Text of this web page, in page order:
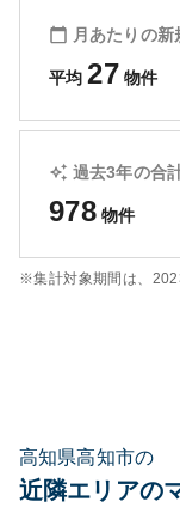
月あたりの
平均 27 物件
過去3年の合
978 物件
※集計対象期間は、
高知県高知市の
近隣エリアの